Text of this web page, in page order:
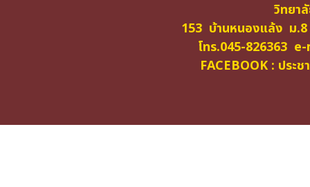
วิทยา
153 บ้านหนองแล้ง ม
โทร.045-826363
FACEBOOK : ประ